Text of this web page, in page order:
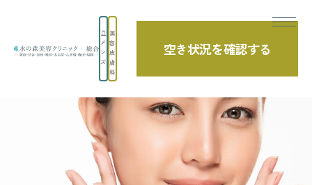
メ
ン
ズ
美
容
皮
膚
科
空き状況を確認する
TOP 診療項目 鼻の美容整形 鼻中隔延長術